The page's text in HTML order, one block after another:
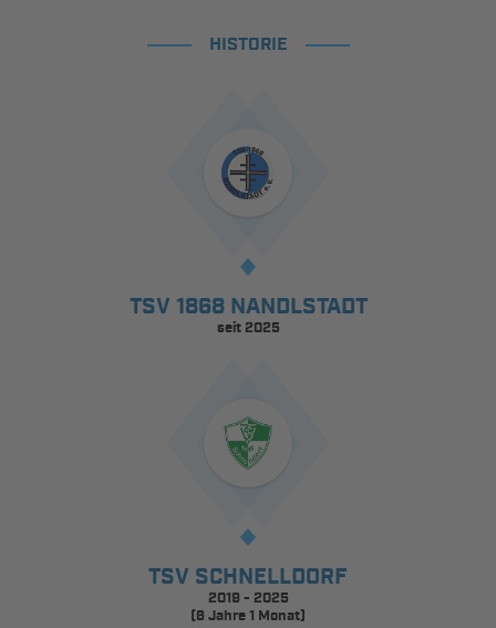
HISTORIE
TSV 1868 NANDLSTADT
seit 2025
TSV SCHNELLDORF
2019 - 2025
(6 Jahre 1 Monat)